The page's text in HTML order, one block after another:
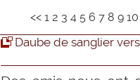
<< 1 2 3 4 5 6 7 8 9
Daube de sanglier